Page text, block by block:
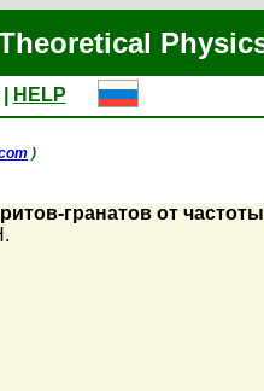
HELP
)
гранатов от